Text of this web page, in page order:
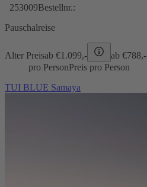
253009Bestellnr.:
Pauschalreise
Alter Preisab €1.099,- ab €788,-
pro PersonPreis pro Person
TUI BLUE Samaya